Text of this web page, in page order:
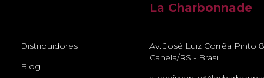
Distribuidores
Blog
La Charbonnade
Av. José Luiz Corrêa Pinto
Canela/RS - Brasil